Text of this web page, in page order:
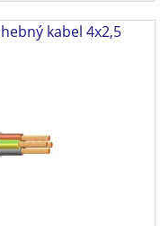
kabel 4x2,5